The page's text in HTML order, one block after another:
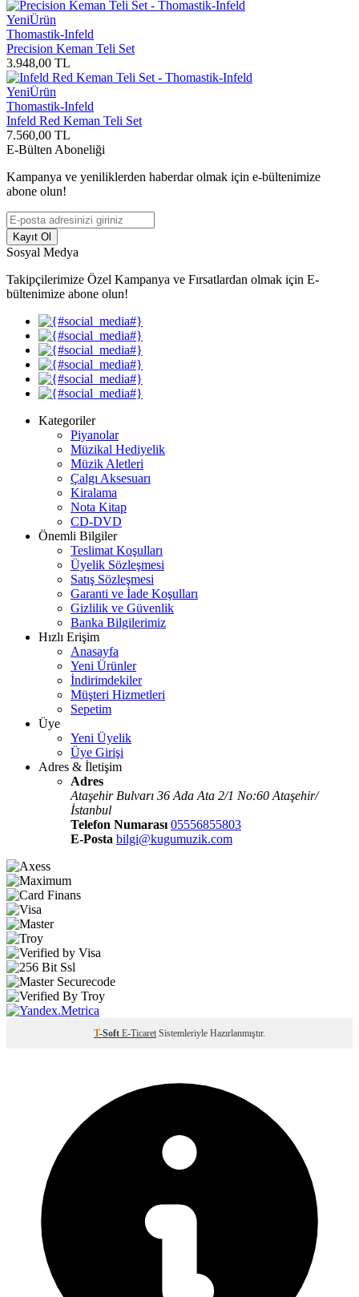
YeniÜrün
Thomastik-Infeld
Precision Keman Teli Set
3.948,00 TL
YeniÜrün
Thomastik-Infeld
Infeld Red Keman Teli Set
7.560,00 TL
E-Bülten Aboneliği
Kampanya ve yeniliklerden haberdar olmak için e-bültenimize
abone olun!
Kayıt Ol
Sosyal Medya
Takipçilerimize Özel Kampanya ve Fırsatlardan olmak için E-
bültenimize abone olun!
Kategoriler
Piyanolar
Müzikal Hediyelik
Müzik Aletleri
Çalgı Aksesuarı
Kiralama
Nota Kitap
CD-DVD
Önemli Bilgiler
Teslimat Koşulları
Üyelik Sözleşmesi
Satış Sözleşmesi
Garanti ve İade Koşulları
Gizlilik ve Güvenlik
Banka Bilgilerimiz
Hızlı Erişim
Anasayfa
Yeni Ürünler
İndirimdekiler
Müşteri Hizmetleri
Sepetim
Üye
Yeni Üyelik
Üye Girişi
Adres & İletişim
Adres
Ataşehir Bulvarı 36 Ada Ata 2/1 No:60 Ataşehir/
İstanbul
Telefon Numarası 05556855803
E-Posta bilgi@kugumuzik.com
T-Soft E-Ticaret Sistemleriyle Hazırlanmıştır.